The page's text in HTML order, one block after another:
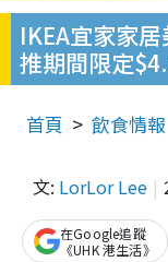
IKEA宜家家
推期間限定
首頁 飲食情報
文: LorLor Lee
在Google追蹤
《UHK 港生活》